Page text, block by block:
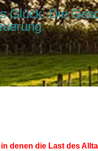
Glück: Die
denen die Last des